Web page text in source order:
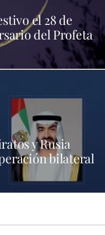
el 28 de
del Profeta
y Rusia
bilateral